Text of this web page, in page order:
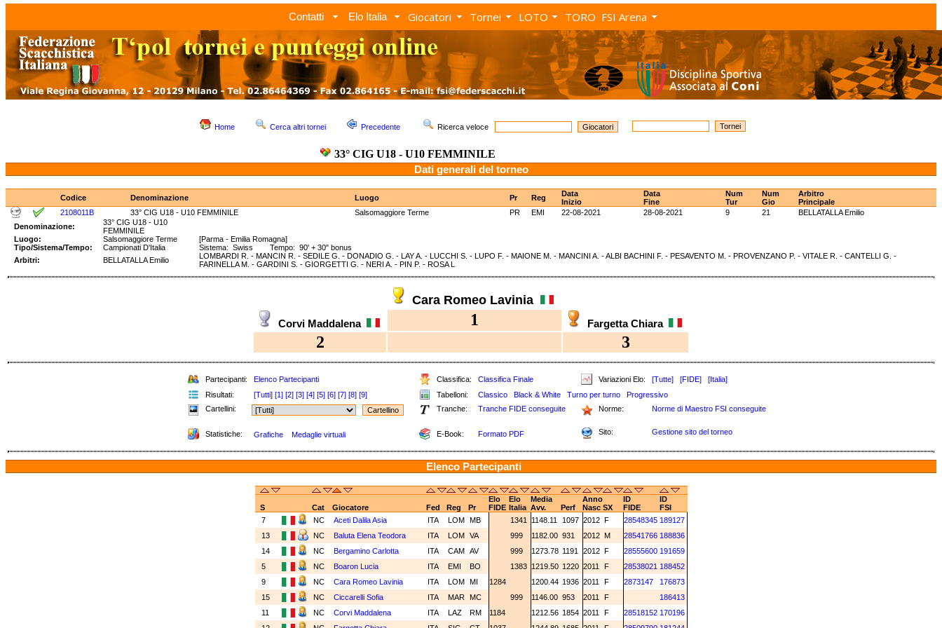
Contatti Elo Italia Giocatori Tornei LOTO TORO FSI Arena
Home Cerca altri tornei Precedente Ricerca veloce
33° CIG U18 - U10 FEMMINILE
Dati generali del torneo
Codice Denominazione Luogo Pr Reg
Data
Inizio
Data
Fine
Num
Tur
Num
Gio
Arbitro
Principale
2108011B
33° CIG U18 - U10 FEMMINILE Salsomaggiore Terme PR EMI 22-08-2021 28-08-2021 9 21
BELLATALLA Emilio
Denominazione:
33° CIG U18 - U10
FEMMINILE
Luogo:
Salsomaggiore Terme
[Parma - Emilia Romagna]
Tipo/Sistema/Tempo:
Campionati D'Italia
Sistema: Swiss Tempo: 90' + 30" bonus
Arbitri:
BELLATALLA Emilio
LOMBARDI R. - MANCIN R. - SEDILE G. - DONADIO G. - LAY A. - LUCCHI S. - LUPO F. - MAIONE M. - MANCINI A. - ALBI BACHINI F. - PESAVENTO M. - PROVENZANO P. - VITALE R. - CANTELLI G. -
FARINELLA M. - GARDINI S. - GIORGETTI G. - NERI A. - PIN P. - ROSA L
Cara Romeo Lavinia
Corvi Maddalena 1 Fargetta Chiara
2 3
Partecipanti: Elenco Partecipanti Classifica: Classifica Finale Variazioni Elo: [Tutte] [FIDE]
[Italia]
Risultati:
[Tutti] [1] [2] [3] [4] [5] [6] [7] [8] [9] Tabelloni: Classico Black & White Turno per turno
Progressivo
Cartellini:
Tranche: Tranche FIDE conseguite Norme: Norme di Maestro FSI conseguite
Statistiche: Grafiche Medaglie virtuali E-Book: Formato PDF Sito: Gestione sito del torneo
Elenco Partecipanti
Elo Elo Media Anno ID
ID
S
Cat Giocatore Fed Reg Pr FIDE Italia Avv. Perf Nasc SX FIDE
FSI
7
NC Aceti Dalila Asia ITA LOM MB 1341 1148.11 1097 2012 F 28548345 189127
13
NC Baluta Elena Teodora ITA LOM VA 999 1182.00 931 2012 M 28541766 188836
14
NC Bergamino Carlotta ITA CAM AV 999 1273.78 1191 2012 F 28555600 191659
5
NC Boaron Lucia ITA EMI BO 1383 1219.50 1220 2011 F 28538021 188452
9
NC Cara Romeo Lavinia ITA LOM MI 1284 1200.44 1936 2011 F 2873147
176873
15
NC Ciccarelli Sofia ITA MAR MC 999 1146.00 953 2011 F
186413
11
NC Corvi Maddalena ITA LAZ RM 1184 1212.56 1854 2011 F 28518152 170196